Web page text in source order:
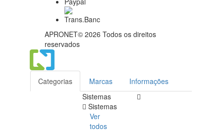
APRONET© 2026 Todos os direitos
reservados
Categorias Marcas
Informações
Sistemas
Sistemas
Ver
todos